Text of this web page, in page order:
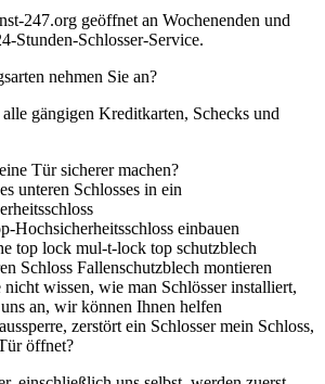
247.org geöffnet an Wochenenden und
Stunden-Schlosser-Service.
nehmen Sie an?
gängigen Kreditkarten, Schecks und
Tür sicherer machen?
unteren Schlosses in ein
Hochsicherheitsschloss einbauen
top lock mul-t-lock top schutzblech
Schloss Fallenschutzblech montieren
nicht wissen, wie man Schlösser installiert,
an, wir können Ihnen helfen
zerstört ein Schlosser mein Schloss,
öffnet?